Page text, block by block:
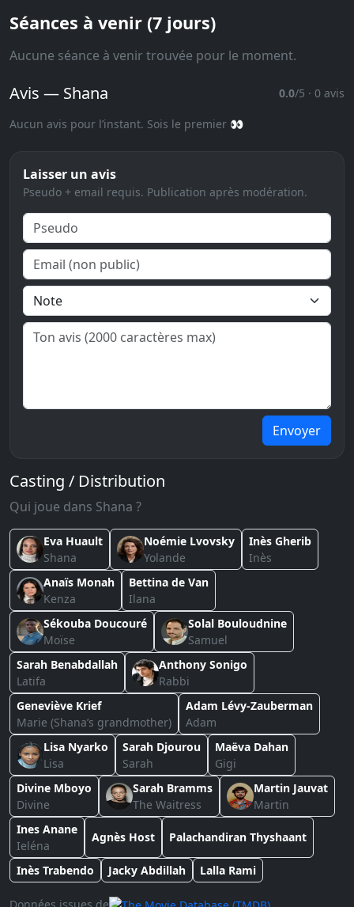
Séances à venir (7 jours)
Aucune séance à venir trouvée pour le moment.
Avis — Shana 0.0/5 · 0 avis
Aucun avis pour l’instant. Sois le premier 👀
Laisser un avis
Pseudo + email requis. Publication après modération.
Envoyer
Casting / Distribution
Qui joue dans Shana ?
Eva Huault
Shana
Noémie Lvovsky
Yolande
Inès Gherib
Inès
Anaïs Monah
Kenza
Bettina de Van
Ilana
Sékouba Doucouré
Moïse
Solal Bouloudnine
Samuel
Sarah Benabdallah
Latifa
Anthony Sonigo
Rabbi
Geneviève Krief
Marie (Shana’s grandmother)
Adam Lévy-Zauberman
Adam
Lisa Nyarko
Lisa
Sarah Djourou
Sarah
Maëva Dahan
Gigi
Divine Mboyo
Divine
Sarah Bramms
The Waitress
Martin Jauvat
Martin
Ines Anane
Ieléna
Agnès Host Palachandiran Thyshaant
Inès Trabendo Jacky Abdillah Lalla Rami